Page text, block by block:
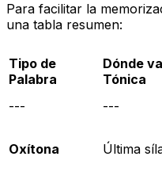
Para facilitar la
una tabla resumen:
Tipo de
Palabra
Dónde
Tónica
--- ---
Oxítona Última